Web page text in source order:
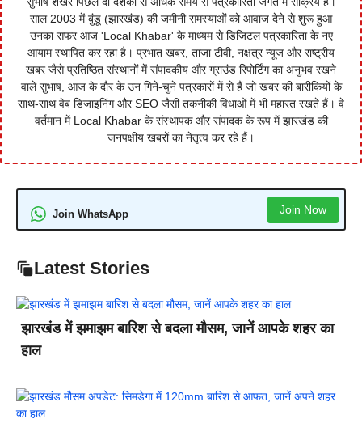
साल 2003 में बुंडू (झारखंड) की जमीनी समस्याओं को आवाज देने से शुरू हुआ
उनका सफर आज 'Local Khabar' के माध्यम से डिजिटल पत्रकारिता के नए
आयाम स्थापित कर रहा है। प्रभात खबर, ताजा टीवी, नक्षत्र न्यूज और राष्ट्रीय
खबर जैसे प्रतिष्ठित संस्थानों में संपादकीय और ग्राउंड रिपोर्टिंग का अनुभव रखने
वाले सुभाष, आज के दौर के उन गिने-चुने पत्रकारों में से हैं जो खबर की बारीकियों के
साथ-साथ वेब डिजाइनिंग और SEO जैसी तकनीकी विधाओं में भी महारत रखते हैं। वे
वर्तमान में Local Khabar के संस्थापक और संपादक के रूप में झारखंड की
जनपक्षीय खबरों का नेतृत्व कर रहे हैं।
Join WhatsApp Join Now
Latest Stories
झारखंड में झमाझम बारिश से बदला मौसम, जानें आपके शहर का
हाल